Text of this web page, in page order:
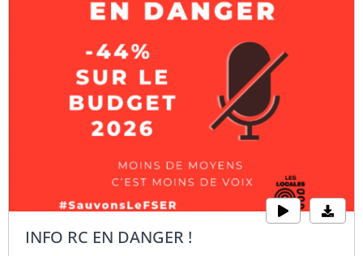
INFO RC EN DANGER !